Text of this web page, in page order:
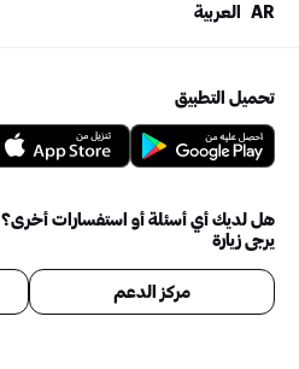
AR العربية
تحميل التطبيق
هل لديك أي أسئلة أو استفسارات أخرى؟
يرجى زيارة
مركز الدعم